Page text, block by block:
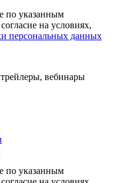
по указанным
на условиях,
персональных данных
вебинары
по указанным